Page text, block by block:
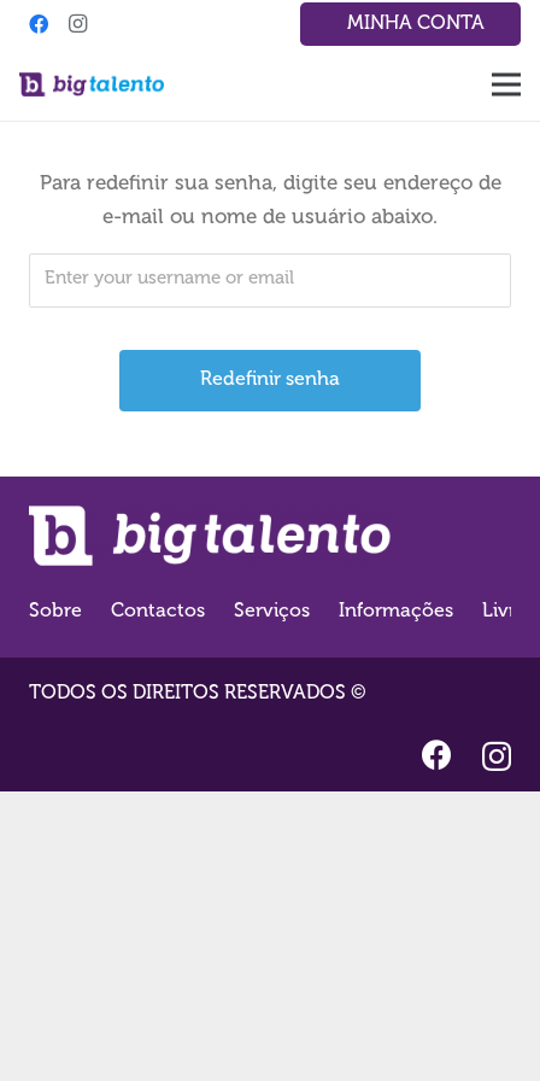
MINHA CONTA
Para redefinir sua senha, digite seu endereço de
e-mail ou nome de usuário abaixo.
Sobre Contactos Serviços Informações Livro
TODOS OS DIREITOS RESERVADOS ©